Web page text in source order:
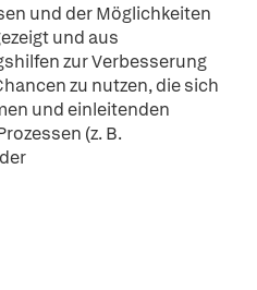
und der Möglichkeiten
und aus
zur Verbesserung
zu nutzen, die sich
und einleitenden
(z. B.